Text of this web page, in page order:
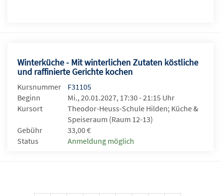
Winterküche - Mit winterlichen Zutaten köstliche
und raffinierte Gerichte kochen
Kursnummer
F31105
Beginn
Mi., 20.01.2027, 17:30 - 21:15 Uhr
Kursort
Theodor-Heuss-Schule Hilden; Küche &
Speiseraum (Raum 12-13)
Gebühr
33,00 €
Status
Anmeldung möglich